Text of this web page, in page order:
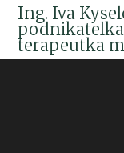
Ing. Iva
terapeutka